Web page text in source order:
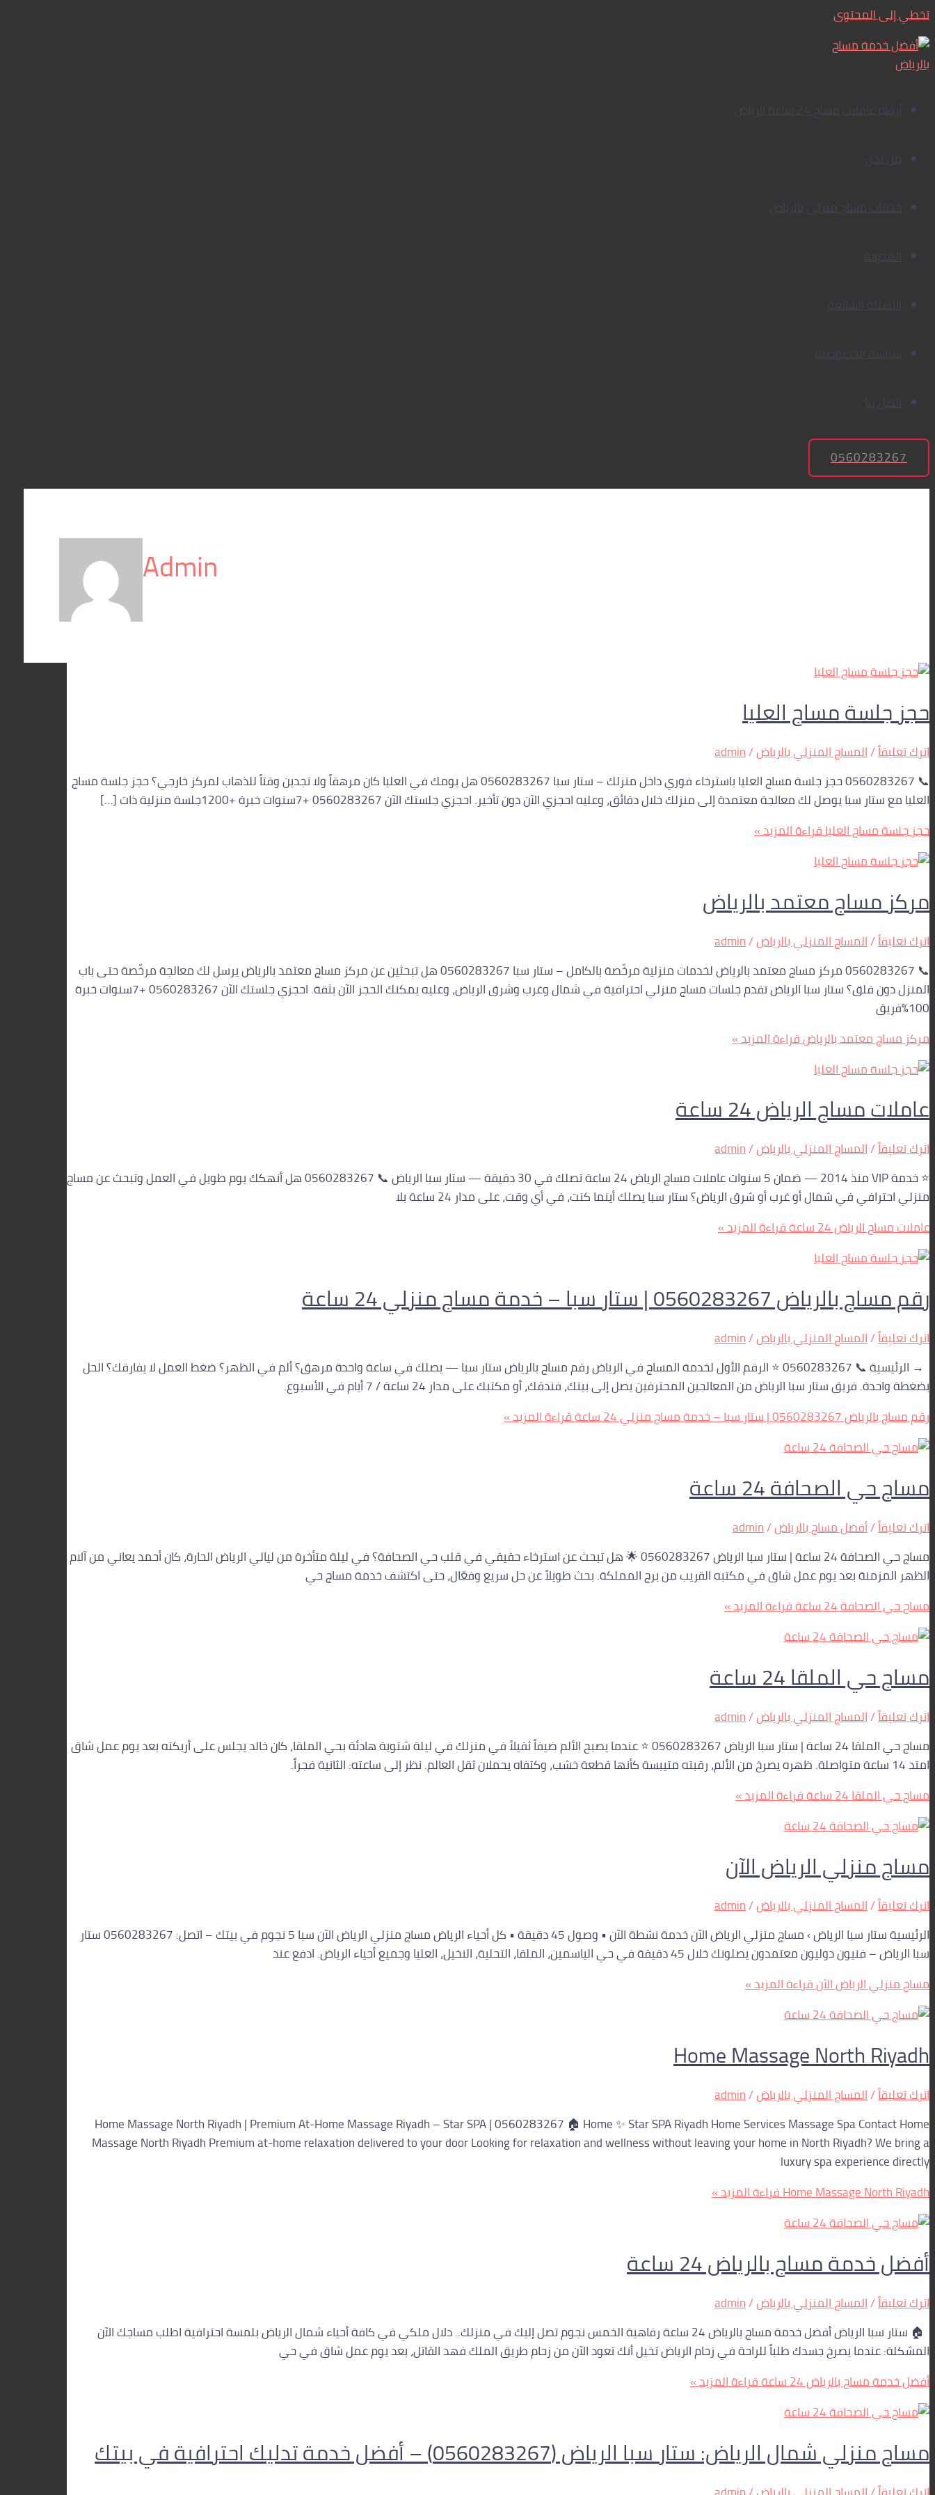
تخطي إلى المحتوى
أرقام عاملات مساج 24 ساعة الرياض
من نحن
خدمات مساج منزلي بالرياض
المدونة
الأسئلة الشائعة
سياسة الخصوصية
اتصل بنا
0560283267
Admin
حجز جلسة مساج العليا
اترك تعليقاً/المساج المنزلي بالرياض/
admin
📞 0560283267 حجز جلسة مساج العليا باسترخاء فوري داخل منزلك – ستار سبا 0560283267 هل يومك في العليا كان مرهقاً ولا تجدين وقتاً للذهاب لمركز خارجي؟ حجز جلسة مساج
العليا مع ستار سبا يوصل لك معالجة معتمدة إلى منزلك خلال دقائق، وعليه احجزي الآن دون تأخير. احجزي جلستك الآن 0560283267 +7سنوات خبرة +1200جلسة منزلية ذات […]
حجز جلسة مساج العلياقراءة المزيد »
مركز مساج معتمد بالرياض
اترك تعليقاً/المساج المنزلي بالرياض/
admin
📞 0560283267 مركز مساج معتمد بالرياض لخدمات منزلية مرخّصة بالكامل – ستار سبا 0560283267 هل تبحثين عن مركز مساج معتمد بالرياض يرسل لك معالجة مرخّصة حتى باب
المنزل دون قلق؟ ستار سبا الرياض تقدم جلسات مساج منزلي احترافية في شمال وغرب وشرق الرياض، وعليه يمكنك الحجز الآن بثقة. احجزي جلستك الآن 0560283267 +7سنوات خبرة
100%فريق
مركز مساج معتمد بالرياضقراءة المزيد »
عاملات مساج الرياض 24 ساعة
اترك تعليقاً/المساج المنزلي بالرياض/
admin
⭐ خدمة VIP منذ 2014 — ضمان 5 سنوات عاملات مساج الرياض 24 ساعة تصلك في 30 دقيقة — ستار سبا الرياض 📞 0560283267 هل أنهكك يوم طويل في العمل وتبحث عن مساج
منزلي احترافي في شمال أو غرب أو شرق الرياض؟ ستار سبا يصلك أينما كنت، في أي وقت، على مدار 24 ساعة بلا
عاملات مساج الرياض 24 ساعة
قراءة المزيد »
رقم مساج بالرياض 0560283267 | ستار سبا – خدمة مساج منزلي 24 ساعة
اترك تعليقاً/المساج المنزلي بالرياض/
admin
→ الرئيسية 📞 0560283267 ⭐ الرقم الأول لخدمة المساج في الرياض رقم مساج بالرياض ستار سبا — يصلك في ساعة واحدة مرهق؟ ألم في الظهر؟ ضغط العمل لا يفارقك؟ الحل
بضغطة واحدة. فريق ستار سبا الرياض من المعالجين المحترفين يصل إلى بيتك، فندقك، أو مكتبك على مدار 24 ساعة / 7 أيام في الأسبوع.
رقم مساج بالرياض 0560283267 | ستار سبا – خدمة مساج منزلي 24 ساعة
قراءة المزيد »
مساج حي الصحافة 24 ساعة
اترك تعليقاً/أفضل مساج بالرياض/
admin
مساج حي الصحافة 24 ساعة | ستار سبا الرياض 0560283267 🌟 هل تبحث عن استرخاء حقيقي في قلب حي الصحافة؟ في ليلة متأخرة من ليالي الرياض الحارة، كان أحمد يعاني من آلام
الظهر المزمنة بعد يوم عمل شاق في مكتبه القريب من برج المملكة. بحث طويلاً عن حل سريع وفعّال، حتى اكتشف خدمة مساج حي
مساج حي الصحافة 24 ساعة
قراءة المزيد »
مساج حي الملقا 24 ساعة
اترك تعليقاً/المساج المنزلي بالرياض/
admin
مساج حي الملقا 24 ساعة | ستار سبا الرياض 0560283267 ⭐ عندما يصبح الألم ضيفاً ثقيلاً في منزلك في ليلة شتوية هادئة بحي الملقا، كان خالد يجلس على أريكته بعد يوم عمل شاق
امتد 14 ساعة متواصلة. ظهره يصرخ من الألم، رقبته متيبسة كأنها قطعة خشب، وكتفاه يحملان ثقل العالم. نظر إلى ساعته: الثانية فجراً.
مساج حي الملقا 24 ساعة
قراءة المزيد »
مساج منزلي الرياض الآن
اترك تعليقاً/المساج المنزلي بالرياض/
admin
الرئيسية ستار سبا الرياض › مساج منزلي الرياض الآن خدمة نشطة الآن • وصول 45 دقيقة • كل أحياء الرياض مساج منزلي الرياض الآن سبا 5 نجوم في بيتك – اتصل: 0560283267 ستار
سبا الرياض – فنيون دوليون معتمدون يصلونك خلال 45 دقيقة في حي الياسمين، الملقا، التحلية، النخيل، العليا وجميع أحياء الرياض. ادفع عند
مساج منزلي الرياض الآنقراءة المزيد »
Home Massage North Riyadh
اترك تعليقاً/المساج المنزلي بالرياض/
admin
Home Massage North Riyadh | Premium At-Home Massage Riyadh – Star SPA | 0560283267 🏠 Home ✨ Star SPA Riyadh Home Services Massage Spa Contact Home
Massage North Riyadh Premium at-home relaxation delivered to your door Looking for relaxation and wellness without leaving your home in North Riyadh? We bring a
luxury spa experience directly
Home Massage North Riyadhقراءة المزيد »
أفضل خدمة مساج بالرياض 24 ساعة
اترك تعليقاً/المساج المنزلي بالرياض/
admin
🏠 ستار سبا الرياض أفضل خدمة مساج بالرياض 24 ساعة رفاهية الخمس نجوم تصل إليك في منزلك.. دلال ملكي في كافة أحياء شمال الرياض بلمسة احترافية اطلب مساجك الآن
المشكلة: عندما يصرخ جسدك طلباً للراحة في زحام الرياض تخيل أنك تعود الآن من زحام طريق الملك فهد القاتل، بعد يوم عمل شاق في حي
أفضل خدمة مساج بالرياض 24 ساعة
قراءة المزيد »
مساج منزلي شمال الرياض: ستار سبا الرياض (0560283267) – أفضل خدمة تدليك احترافية في بيتك